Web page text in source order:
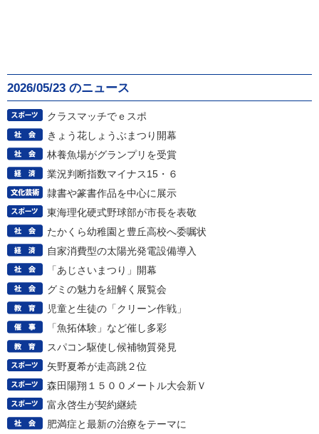
2026/05/23 のニュース
クラスマッチでｅスポ
きょう花しょうぶまつり開幕
林養魚場がグランプリを受賞
業況判断指数マイナス15・６
隷書や篆書作品を中心に展示
東海理化硬式野球部が市長を表敬
たかくら幼稚園と豊丘高校へ委嘱状
自家消費型の太陽光発電設備導入
「あじさいまつり」開幕
グミの魅力を紐解く展覧会
児童と生徒の「クリーン作戦」
「魚拓体験」など催し多彩
スパコン駆使し候補物質発見
矢野夏希が走高跳２位
森田陽翔１５００メートル大会新Ｖ
富永啓生が契約継続
肥満症と最新の治療をテーマに